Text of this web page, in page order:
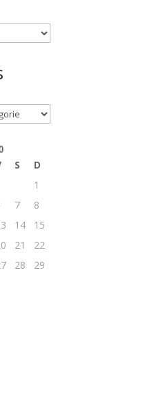
S
D
1
7
8
14
15
21
22
28
29